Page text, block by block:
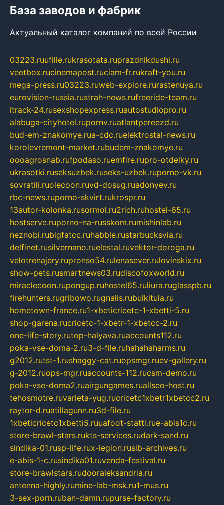
База заводов и фабрик
Актуальный каталог компаний по всей России
03223.ruufille.rukrasotata.ruprazdnikdushi.ru
veetbox.rucinemapost.ruciam-fr.rukraft-you.ru
mega-press.ru03223.ruweb-explore.rurastenuya.ru
eurovision-russia.rustrah-news.rufreeride-team.ru
itrack-24.rusexshopexpress.ruautostudiopro.ru
alabuga-cityhotel.rupornv.ruatlantpereezd.ru
bud-em-znakomye.rua-cdc.ruelektrostal-news.ru
korolevremont-market.rubudem-znakomye.ru
oooagrosnab.rufpodaso.ruemfire.rupro-otdelky.ru
ukrasotki.ruseksuzbek.ruseks-uzbek.ruporno-vk.ru
sovratili.ruolecoon.ruvd-dosug.ruadonyev.ru
rbc-news.ruporno-skvirt.rukrospr.ru
13autor-kolonka.rusormol.ru2rich.ruhostel-65.ru
hostserve.ruporno-na-russkom.rumishinlab.ru
neznobi.rubigfatcc.ruhabble.rustarbucksvia.ru
delfinet.rusilvernano.ruelestal.ruvektor-doroga.ru
velotrenajery.rupronso54.rulenasever.rulovinskix.ru
show-pets.rusmartnews03.rudiscofoxworld.ru
miraclecoon.rupongup.ruhostel65.ruliura.ruglasspb.ru
firehunters.rugribowo.rugnalis.rubulkitula.ru
hometown-france.ru1-xbeticricetc-1-xbetti-5.ru
shop-garena.rucricetc-1-xbetr-1-xbetcc-2.ru
one-life-story.rutop-halyava.ruaccounts112.ru
poka-vse-doma-2.ru3-d-file.ruhahahaharms.ru
g2012.rutst-1.rushaggy-cat.ruopsmgr.ruev-gallery.ru
g-2012.ruops-mgr.ruaccounts-112.rucsm-demo.ru
poka-vse-doma2.ruairgungames.ruallseo-host.ru
tehosmotre.ruvarieta-yug.rucricetc1xbetr1xbetcc2.ru
raytor-d.ruatillagunn.ru3d-file.ru
1xbeticricetc1xbetti5.ruuafoot-statti.rue-abis1c.ru
store-brawl-stars.rukts-services.rudark-sand.ru
sindika-01.rusp-life.rux-legion.rusib-archives.ru
e-abis-1-c.rusindika01.ruvenda-festival.ru
store-brawlstars.rudooraleksandria.ru
antenna-highly.rumine-lab-msk.ru1-mus.ru
3-sex-porn.ruban-damn.rupurse-factory.ru